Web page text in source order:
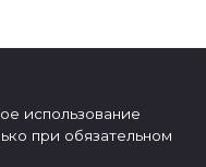
использование
при обязательном